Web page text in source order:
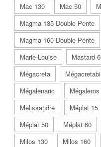
Mac 130
Mac 50
Magma 135 Double Pente
Magma 160 Double Pente
Marie-Louise
Mastard
Mégacreta
Mégalenaric
Mégaleros
Melissandre
Méplat 15
Méplat 50
Méplat 60
Milos 130
Milos 160